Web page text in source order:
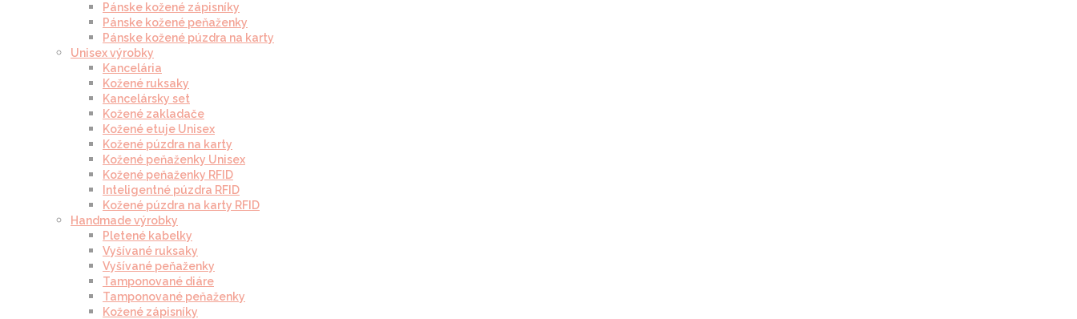
Pánske kožené zápisníky
Pánske kožené peňaženky
Pánske kožené púzdra na karty
Unisex výrobky
Kancelária
Kožené ruksaky
Kancelársky set
Kožené zakladače
Kožené etuje Unisex
Kožené púzdra na karty
Kožené peňaženky Unisex
Kožené peňaženky RFID
Inteligentné púzdra RFID
Kožené púzdra na karty RFID
Handmade výrobky
Pletené kabelky
Vyšívané ruksaky
Vyšívané peňaženky
Tamponované diáre
Tamponované peňaženky
Kožené zápisníky